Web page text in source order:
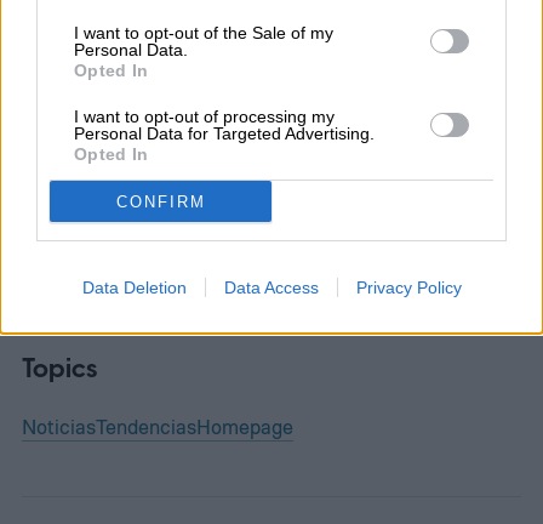
I want to opt-out of the Sale of my
Personal Data.
Opted In
I want to opt-out of processing my
Personal Data for Targeted Advertising.
Opted In
CONFIRM
Data Deletion Data Access Privacy Policy
Jose Mendiola
José Mendiola es licenciado en Economía,
habla inglés y francés, y reside en San
Sebastián, en el norte de España…
Topics
NoticiasTendenciasHomepage